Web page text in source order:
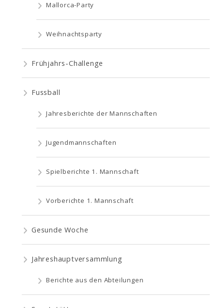
Mallorca-Party
Weihnachtsparty
Frühjahrs-Challenge
Fussball
Jahresberichte der Mannschaften
Jugendmannschaften
Spielberichte 1. Mannschaft
Vorberichte 1. Mannschaft
Gesunde Woche
Jahreshauptversammlung
Berichte aus den Abteilungen